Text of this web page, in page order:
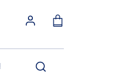
Tìm